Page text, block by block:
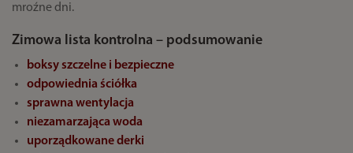
mroźne dni.
Zimowa lista kontrolna – podsumowanie
boksy szczelne i bezpieczne
odpowiednia ściółka
sprawna wentylacja
niezamarzająca woda
uporządkowane derki